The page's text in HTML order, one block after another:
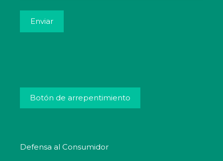
Botón de arrepentimiento
Defensa al Consumidor